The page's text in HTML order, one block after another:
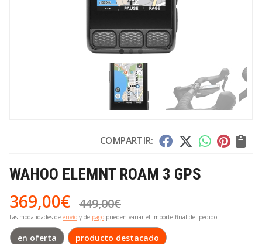
COMPARTIR:
WAHOO ELEMNT ROAM 3 GPS
369,00€ 449,00€
Las modalidades de envío y de pago pueden variar el importe final del pedido.
en oferta producto destacado